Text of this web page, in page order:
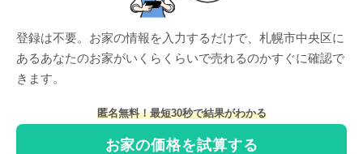
登録は不要。お家の情報を入力するだけで、 札幌市中央区に
あるあなたのお家がいくらくらいで売れるのかすぐに確認で
きます。
匿名無料！最短30秒で結果がわかる
お家の価格を試算する